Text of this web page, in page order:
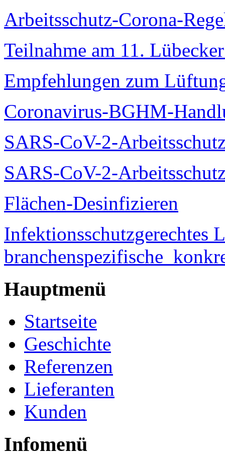
Arbeitsschutz-Corona-
Teilnahme am 11.
Empfehlungen zum
Coronavirus-BGHM-
SARS-CoV-2-
SARS-CoV-2-
Flächen-Desinfizieren
Infektionsschutzgerechtes
Hauptmenü
Startseite
Geschichte
Referenzen
Lieferanten
Kunden
Infomenü